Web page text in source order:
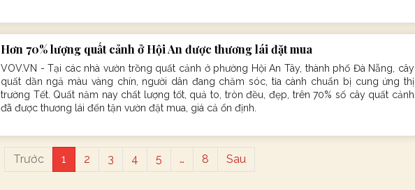
Hơn 70% lượng quất cảnh ở Hội An được thương lái đặt mua
VOV.VN - Tại các nhà vườn trồng quất cảnh ở phường Hội An Tây, thành phố Đà Nẵng, cây
quất dần ngả màu vàng chín, người dân đang chăm sóc, tỉa cành chuẩn bị cung ứng thị
trường Tết. Quất năm nay chất lượng tốt, quả to, tròn đều, đẹp, trên 70% số cây quất cảnh
đã được thương lái đến tận vườn đặt mua, giá cả ổn định.
Trước 1 2 3 4 5 … 8 Sau